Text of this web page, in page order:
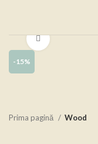
-15%
Prima pagină Wood